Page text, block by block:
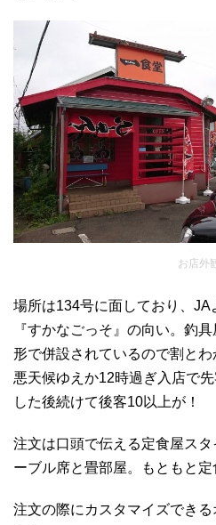
お店外
場所は134号に面しており、
『すかなごっそ』の向い。釣
形で併設されているので割とわ
悪天候ゆえか12時過ぎ入店で
した後続けて後客10以上が！
注文は口頭で伝える定食屋ス
ーブル席と畳部屋。もともと定
注文の際にカスタマイズでき